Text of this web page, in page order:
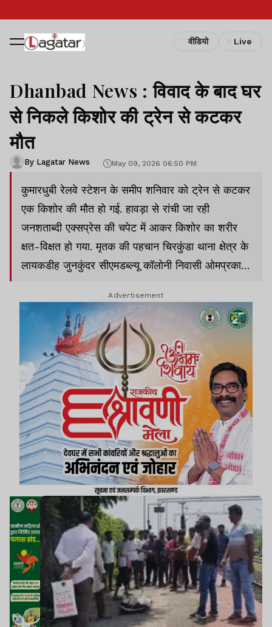
वीडियो Live
Dhanbad News : विवाद के बाद घर
से निकले किशोर की ट्रेन से कटकर
मौत
By Lagatar News May 09, 2026 06:50 PM
कुमारधुबी रेलवे स्टेशन के समीप शनिवार को ट्रेन से कटकर
एक किशोर की मौत हो गई. हावड़ा से रांची जा रही
जनशताब्दी एक्सप्रेस की चपेट में आकर किशोर का शरीर
क्षत-विक्षत हो गया. मृतक की पहचान चिरकुंडा थाना क्षेत्र के
लायकडीह जुनकुंदर सीएमडब्ल्यू कॉलोनी निवासी ओमप्रकाश
Advertisement